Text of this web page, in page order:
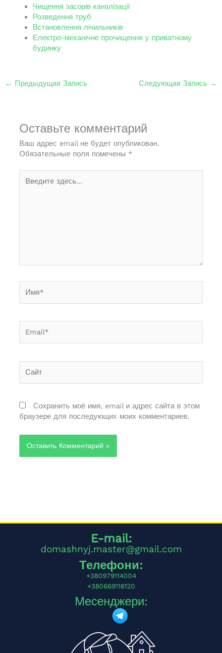
Чищення засорів каналізації
Розведення труб
Встановлення лічильників
Електро-механічне прочищення у приватному
будинку
← Предыдущая Запись Следующая Запись →
Оставьте комментарий
Ваш адрес email не будет опубликован.
Обязательные поля помечены *
здесь...
Сохранить моё имя, email и адрес сайта в этом
браузере для последующих моих комментариев.
E-mail:
domashnyj.master@gmail.com
Телефони:
+380979114004
+380669118120
Месенджери: